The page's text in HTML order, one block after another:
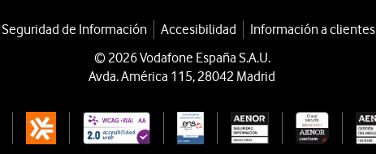
de Información Accesibilidad Información a clientes
© 2026 Vodafone España S.A.U.
Avda. América 115, 28042 Madrid